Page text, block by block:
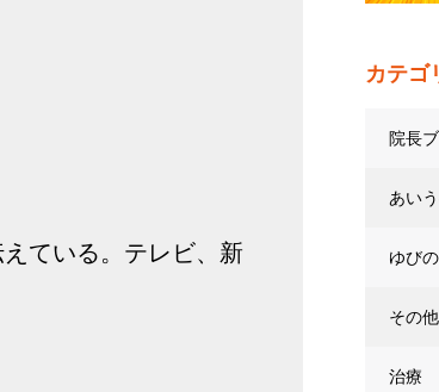
ている。テレビ、新
カテゴ
院長
あい
ゆび
その他
治療